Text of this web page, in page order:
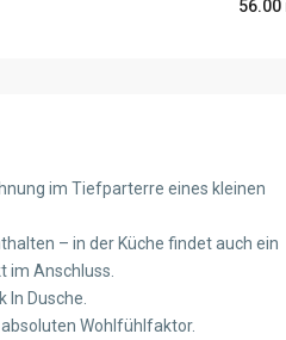
56.00
im Tiefparterre eines kleinen
– in der Küche findet auch ein
im Anschluss.
Dusche.
Wohlfühlfaktor.